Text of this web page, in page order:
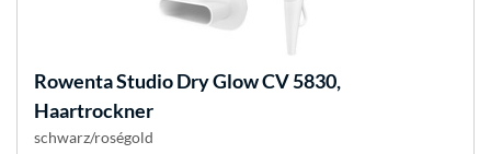
RowentaStudio Dry Glow CV 5830,
Haartrockner
schwarz/roségold